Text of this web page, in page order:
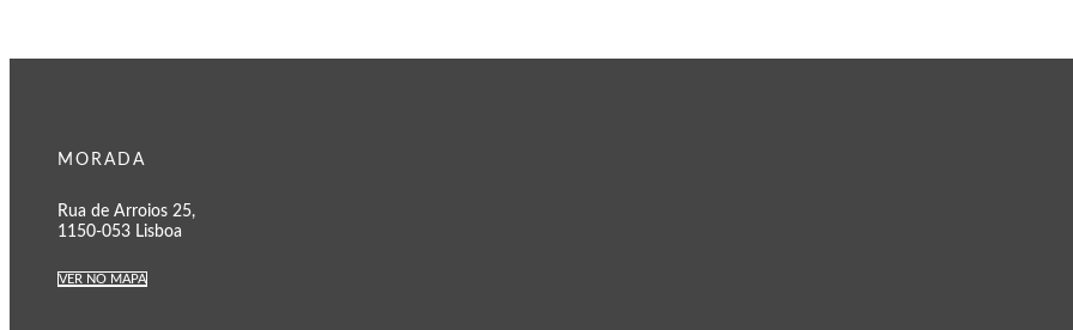
MORADA
Rua de Arroios 25,
1150-053 Lisboa
VER NO MAPA